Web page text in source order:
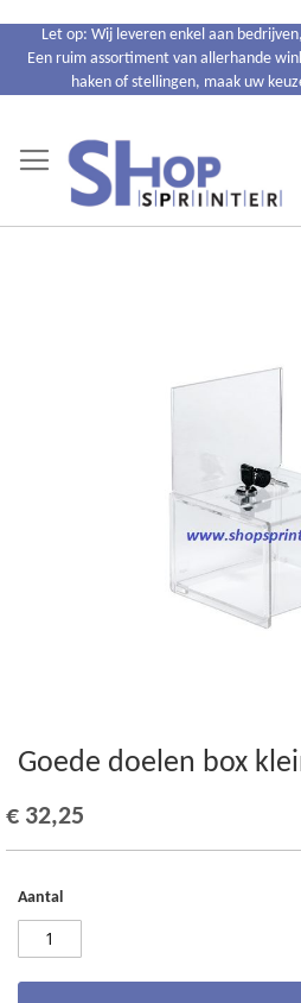
naar
Let op: Wij leveren enkel aan
Een ruim assortiment van allerhande
haken of stellingen, maak uw
Ga
het
begin
van
afbeeldingen-
gallerij
Goede doelen box
€ 32,25
Aantal